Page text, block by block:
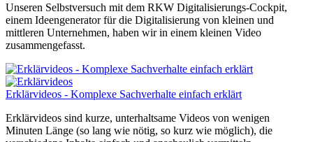
Unseren Selbstversuch mit dem RKW Digitalisierungs-Cockpit,
einem Ideengenerator für die Digitalisierung von kleinen und
mittleren Unternehmen, haben wir in einem kleinen Video
zusammengefasst.
Erklärvideos - Komplexe Sachverhalte einfach erklärt
Erklärvideos sind kurze, unterhaltsame Videos von wenigen
Minuten Länge (so lang wie nötig, so kurz wie möglich), die